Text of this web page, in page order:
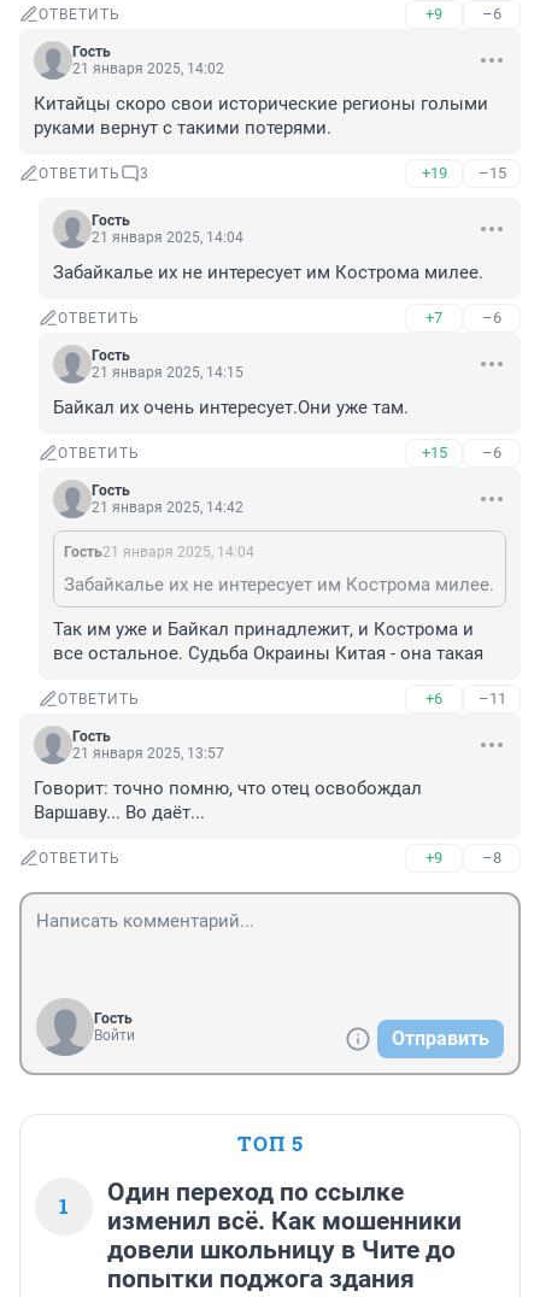
ОТВЕТИТЬ +9 –6
Гость
21 января 2025, 14:02
Китайцы скоро свои исторические регионы голыми
руками вернут с такими потерями.
ОТВЕТИТЬ 3 +19 –15
Гость
21 января 2025, 14:04
Забайкалье их не интересует им Кострома милее.
ОТВЕТИТЬ +7 –6
Гость
21 января 2025, 14:15
Байкал их очень интересует.Они уже там.
ОТВЕТИТЬ +15 –6
Гость
21 января 2025, 14:42
Гость21 января 2025, 14:04
Забайкалье их не интересует им Кострома милее.
Так им уже и Байкал принадлежит, и Кострома и
все остальное. Судьба Окраины Китая - она такая
ОТВЕТИТЬ +6 –11
Гость
21 января 2025, 13:57
Говорит: точно помню, что отец освобождал
Варшаву... Во даёт...
ОТВЕТИТЬ +9 –8
Гость
Войти
Отправить
ТОП 5
1
Один переход по ссылке
изменил всё. Как мошенники
довели школьницу в Чите до
попытки поджога здания